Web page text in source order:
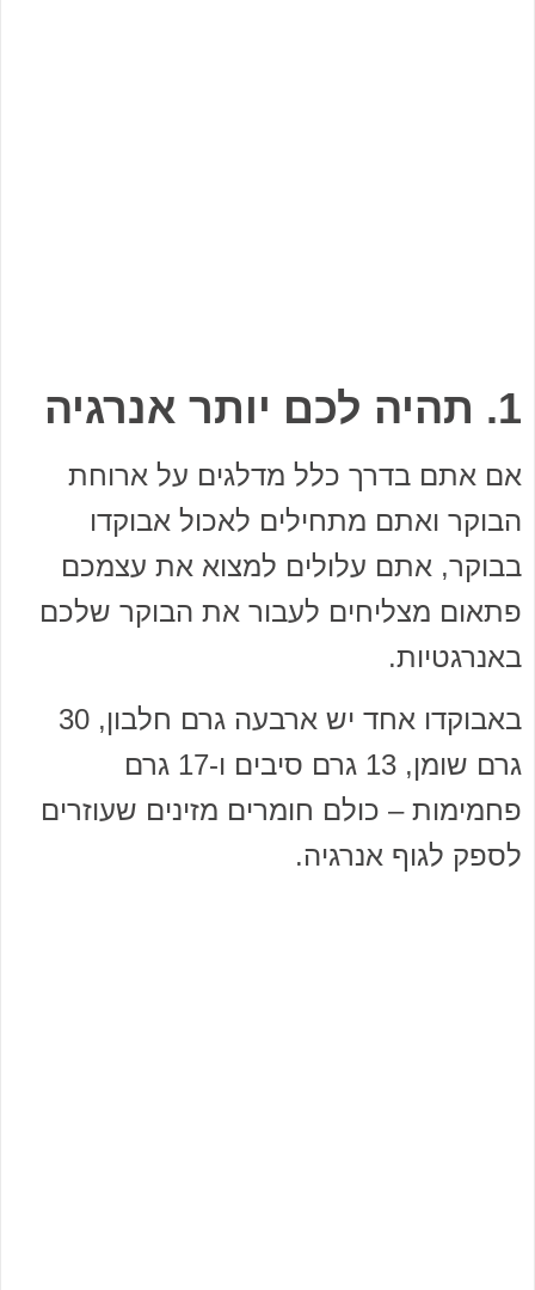
1. תהיה לכם יותר אנרגיה
אם אתם בדרך כלל מדלגים על ארוחת
הבוקר ואתם מתחילים לאכול אבוקדו
בבוקר, אתם עלולים למצוא את עצמכם
פתאום מצליחים לעבור את הבוקר שלכם
באנרגטיות.
באבוקדו אחד יש ארבעה גרם חלבון, 30
גרם שומן, 13 גרם סיבים ו-17 גרם
פחמימות – כולם חומרים מזינים שעוזרים
לספק לגוף אנרגיה.